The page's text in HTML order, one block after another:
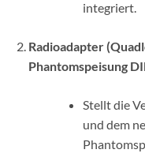
integriert.
Radioadapter
Phantomspeisung
Stellt die
und dem